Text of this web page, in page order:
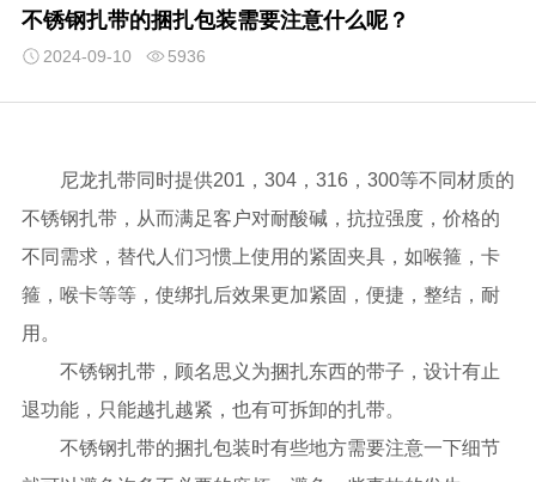
不锈钢扎带的捆扎包装需要注意什么呢？
2024-09-10 5936
尼龙扎带同时提供201，304，316，300等不同材质的
不锈钢扎带，从而满足客户对耐酸碱，抗拉强度，价格的
不同需求，替代人们习惯上使用的紧固夹具，如喉箍，卡
箍，喉卡等等，使绑扎后效果更加紧固，便捷，整结，耐
用。
不锈钢扎带，顾名思义为捆扎东西的带子，设计有止
退功能，只能越扎越紧，也有可拆卸的扎带。
不锈钢扎带的捆扎包装时有些地方需要注意一下细节